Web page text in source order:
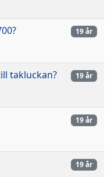
19 år
takluckan? 19 år
19 år
19 år